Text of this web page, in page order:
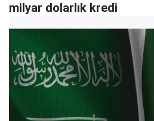
milyar dolarlık kredi